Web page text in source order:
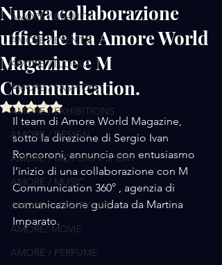
AMORE / BEAUTY
AMORE / EVENTS
AMORE / ICONIC
AMORE / FASHION
AMORE / EXHIBITIONS
AMORE / DESIGN
AMORE / MOTORS / SPORT
AMORE / MUSIC
AMORE / LUXURY LIFE
AMORE/ MOVIE
AMORE / PERFUME
Nuova collaborazione
ufficiale tra Amore World
Magazine e M
Communication.
Valutazione NaN stelle su 5.
Il team di Amore World Magazine,
sotto la direzione di Sergio Ivan
Roncoroni, annuncia con entusiasmo
l’inizio di una collaborazione con M
Communication 360° , agenzia di
comunicazione guidata da Martina
Imparato.